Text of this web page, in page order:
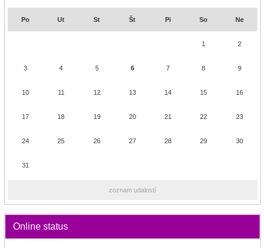
Po Ut St Št Pi So Ne
1 2
3 4 5 6 7 8 9
10 11 12 13 14 15 16
17 18 19 20 21 22 23
24 25 26 27 28 29 30
31
zoznam udalostí
Online status